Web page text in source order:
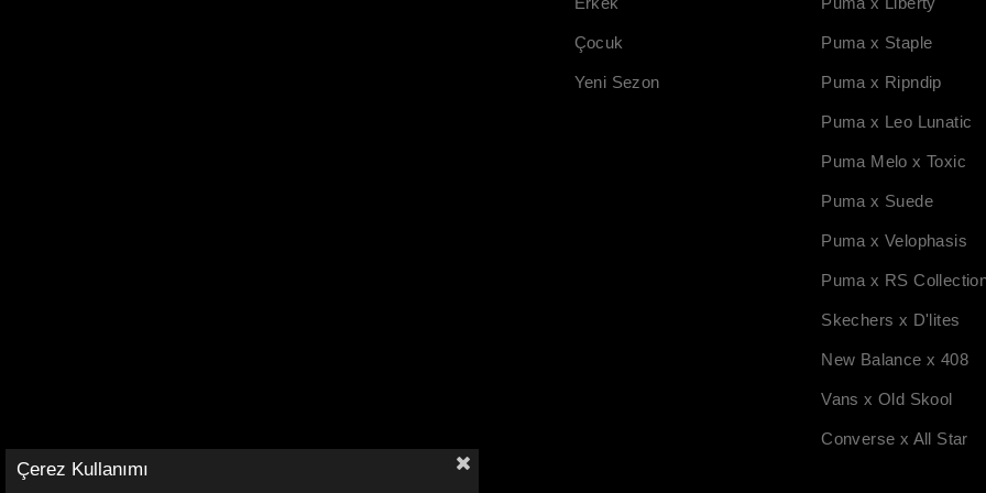
Çocuk
Yeni Sezon
Puma x Staple
Puma x Ripndip
Puma x Leo Lunatic
Puma Melo x Toxic
Puma x Suede
Puma x Velophasis
Puma x RS
Skechers x D'lites
New Balance x 408
Vans x Old Skool
Converse x All Star
Çerez Kullanımı